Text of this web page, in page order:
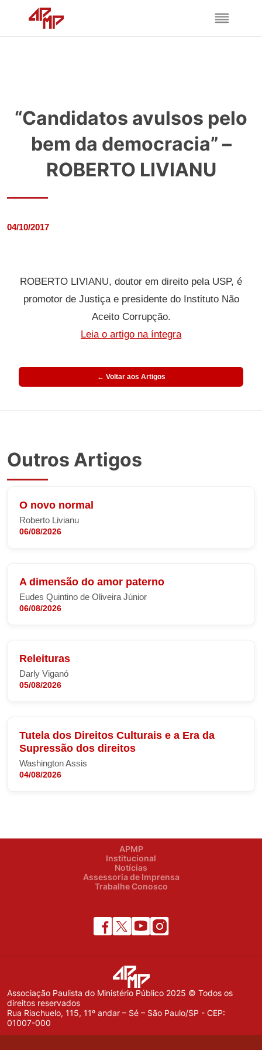
“Candidatos avulsos pelo
bem da democracia” –
ROBERTO LIVIANU
04/10/2017
ROBERTO LIVIANU, doutor em direito pela USP, é
promotor de Justiça e presidente do Instituto Não
Aceito Corrupção.
Leia o artigo na íntegra
← Voltar aos Artigos
Outros Artigos
O novo normal
Roberto Livianu
06/08/2026
A dimensão do amor paterno
Eudes Quintino de Oliveira Júnior
06/08/2026
Releituras
Darly Viganó
05/08/2026
Tutela dos Direitos Culturais e a Era da
Supressão dos direitos
Washington Assis
04/08/2026
APMP
Institucional
Notícias
Assessoria de Imprensa
Trabalhe Conosco
Associação Paulista do Ministério Público 2025 © Todos os
direitos reservados
Rua Riachuelo, 115, 11º andar – Sé – São Paulo/SP - CEP:
01007-000